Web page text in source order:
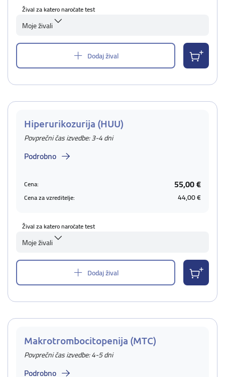
Žival za katero naročate test
Moje živali
Dodaj žival
Hiperurikozurija (HUU)
Povprečni čas izvedbe: 3-4 dni
Podrobno
Cena: 55,00 €
Cena za vzreditelje: 44,00 €
Žival za katero naročate test
Moje živali
Dodaj žival
Makrotrombocitopenija (MTC)
Povprečni čas izvedbe: 4-5 dni
Podrobno